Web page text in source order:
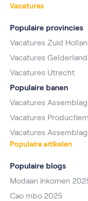
Vacatures
Populaire provincies
Vacatures Zuid
Vacatures Gelderland
Vacatures Utrecht
Populaire banen
Vacatures
Vacatures
Vacatures
Populaire artikelen
Populaire blogs
Modaan inkomen
Cao mbo 2025